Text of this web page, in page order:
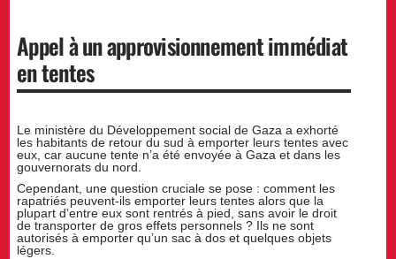
Appel à un approvisionnement immédiat
en tentes
Le ministère du Développement social de Gaza a exhorté
les habitants de retour du sud à emporter leurs tentes avec
eux, car aucune tente n’a été envoyée à Gaza et dans les
gouvernorats du nord.
Cependant, une question cruciale se pose : comment les
rapatriés peuvent-ils emporter leurs tentes alors que la
plupart d’entre eux sont rentrés à pied, sans avoir le droit
de transporter de gros effets personnels ? Ils ne sont
autorisés à emporter qu’un sac à dos et quelques objets
légers.